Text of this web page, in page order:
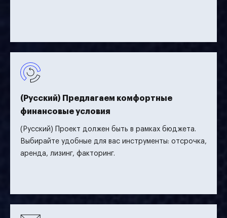
(Русский) Предлагаем комфортные
финансовые условия
(Русский) Проект должен быть в рамках бюджета.
Выбирайте удобные для вас инструменты: отсрочка,
аренда, лизинг, факторинг.